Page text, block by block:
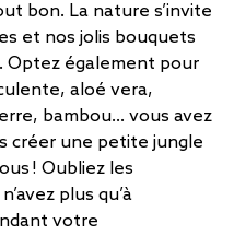
bon. La nature s’invite
et nos jolis bouquets
Optez également pour
aloé vera,
bambou… vous avez
créer une petite jungle
! Oubliez les
plus qu’à
votre